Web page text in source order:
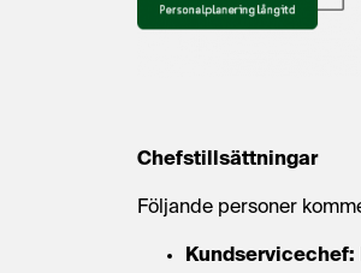
Chefstillsättningar
Följande personer
Kundservicechef: